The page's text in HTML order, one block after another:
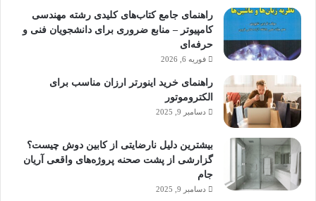
راهنمای جامع کتاب‌های کلیدی رشته مهندسی
کامپیوتر – منابع ضروری برای دانشجویان فنی و
حرفه‌ای
فوریه 6, 2026
راهنمای خرید اینورتر ارزان مناسب برای
الکتروموتور
دسامبر 9, 2025
بیشترین دلیل نارضایتی از کابین دوش چیست؟
گزارشی از پشت صحنه پروژه‌های واقعی آریان
جام
دسامبر 9, 2025